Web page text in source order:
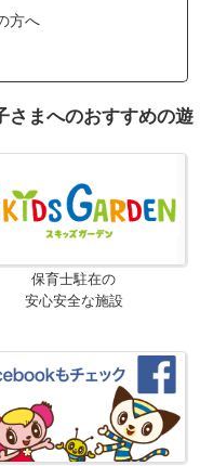
方へ
さまへのおすすめの遊
保育士駐在の
安心安全な施設